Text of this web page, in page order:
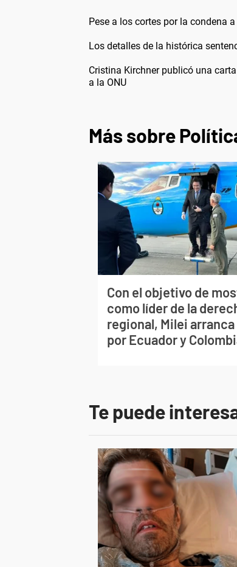
Pese a los cortes por la condena
Los detalles de la histórica
Cristina Kirchner publicó una
a la ONU
Más sobre
Con el objetivo de
como líder de la
regional, Milei
por Ecuador y
Te puede